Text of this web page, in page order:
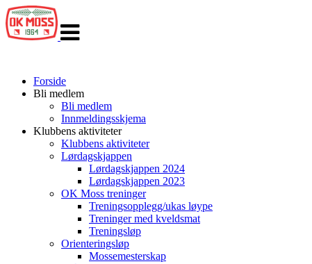
navigasjon
Forside
Bli medlem
Bli medlem
Innmeldingsskjema
Klubbens aktiviteter
Klubbens aktiviteter
Lørdagskjappen
Lørdagskjappen 2024
Lørdagskjappen 2023
OK Moss treninger
Treningsopplegg/ukas løype
Treninger med kveldsmat
Treningsløp
Orienteringsløp
Mossemesterskap